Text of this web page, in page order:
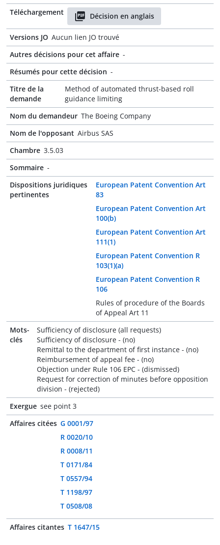
Téléchargement
Décision en anglais
Versions JO Aucun lien JO trouvé
Autres décisions pour cet affaire -
Résumés pour cette décision -
Titre de la
demande
Method of automated thrust-based roll
guidance limiting
Nom du demandeur The Boeing Company
Nom de l'opposant Airbus SAS
Chambre 3.5.03
Sommaire -
Dispositions juridiques
pertinentes
European Patent Convention Art
83
European Patent Convention Art
100(b)
European Patent Convention Art
111(1)
European Patent Convention R
103(1)(a)
European Patent Convention R
106
Rules of procedure of the Boards
of Appeal Art 11
Mots-
clés
Sufficiency of disclosure (all requests)
Sufficiency of disclosure - (no)
Remittal to the department of first instance - (no)
Reimbursement of appeal fee - (no)
Objection under Rule 106 EPC - (dismissed)
Request for correction of minutes before opposition
division - (rejected)
Exergue see point 3
Affaires citées G 0001/97
R 0020/10
R 0008/11
T 0171/84
T 0557/94
T 1198/97
T 0508/08
Affaires citantes T 1647/15